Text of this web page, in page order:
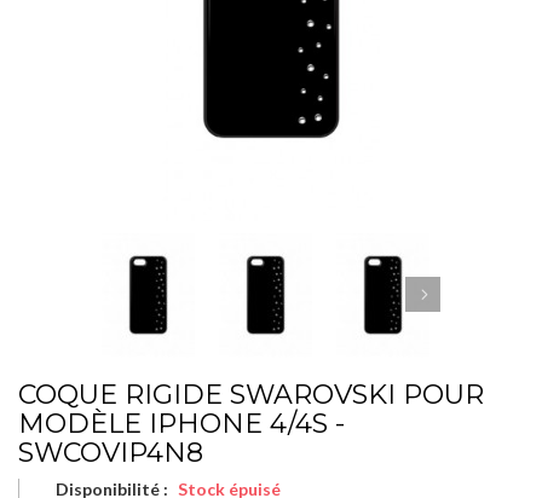
COQUE RIGIDE SWAROVSKI POUR
MODÈLE IPHONE 4/4S -
SWCOVIP4N8
Disponibilité : Stock épuisé